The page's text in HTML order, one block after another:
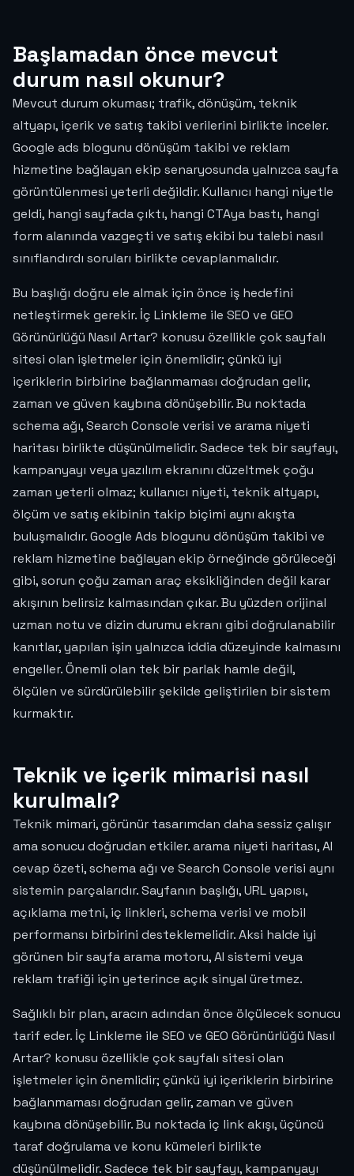
Başlamadan önce mevcut
durum nasıl okunur?
Mevcut durum okuması; trafik, dönüşüm, teknik
altyapı, içerik ve satış takibi verilerini birlikte inceler.
Google ads blogunu dönüşüm takibi ve reklam
hizmetine bağlayan ekip senaryosunda yalnızca sayfa
görüntülenmesi yeterli değildir. Kullanıcı hangi niyetle
geldi, hangi sayfada çıktı, hangi CTAya bastı, hangi
form alanında vazgeçti ve satış ekibi bu talebi nasıl
sınıflandırdı soruları birlikte cevaplanmalıdır.
Bu başlığı doğru ele almak için önce iş hedefini
netleştirmek gerekir. İç Linkleme ile SEO ve GEO
Görünürlüğü Nasıl Artar? konusu özellikle çok sayfalı
sitesi olan işletmeler için önemlidir; çünkü iyi
içeriklerin birbirine bağlanmaması doğrudan gelir,
zaman ve güven kaybına dönüşebilir. Bu noktada
schema ağı, Search Console verisi ve arama niyeti
haritası birlikte düşünülmelidir. Sadece tek bir sayfayı,
kampanyayı veya yazılım ekranını düzeltmek çoğu
zaman yeterli olmaz; kullanıcı niyeti, teknik altyapı,
ölçüm ve satış ekibinin takip biçimi aynı akışta
buluşmalıdır. Google Ads blogunu dönüşüm takibi ve
reklam hizmetine bağlayan ekip örneğinde görüleceği
gibi, sorun çoğu zaman araç eksikliğinden değil karar
akışının belirsiz kalmasından çıkar. Bu yüzden orijinal
uzman notu ve dizin durumu ekranı gibi doğrulanabilir
kanıtlar, yapılan işin yalnızca iddia düzeyinde kalmasını
engeller. Önemli olan tek bir parlak hamle değil,
ölçülen ve sürdürülebilir şekilde geliştirilen bir sistem
kurmaktır.
Teknik ve içerik mimarisi nasıl
kurulmalı?
Teknik mimari, görünür tasarımdan daha sessiz çalışır
ama sonucu doğrudan etkiler. arama niyeti haritası, AI
cevap özeti, schema ağı ve Search Console verisi aynı
sistemin parçalarıdır. Sayfanın başlığı, URL yapısı,
açıklama metni, iç linkleri, schema verisi ve mobil
performansı birbirini desteklemelidir. Aksi halde iyi
görünen bir sayfa arama motoru, AI sistemi veya
reklam trafiği için yeterince açık sinyal üretmez.
Sağlıklı bir plan, aracın adından önce ölçülecek sonucu
tarif eder. İç Linkleme ile SEO ve GEO Görünürlüğü Nasıl
Artar? konusu özellikle çok sayfalı sitesi olan
işletmeler için önemlidir; çünkü iyi içeriklerin birbirine
bağlanmaması doğrudan gelir, zaman ve güven
kaybına dönüşebilir. Bu noktada iç link akışı, üçüncü
taraf doğrulama ve konu kümeleri birlikte
düşünülmelidir. Sadece tek bir sayfayı, kampanyayı